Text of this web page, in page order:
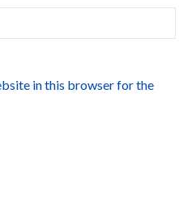
in this browser for the